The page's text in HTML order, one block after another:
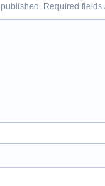
Required fields